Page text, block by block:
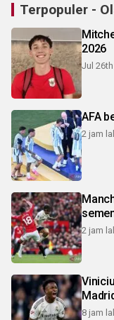
Terpopuler -
2026
Jul 26th
AFA
2 jam
2 jam
8 jam